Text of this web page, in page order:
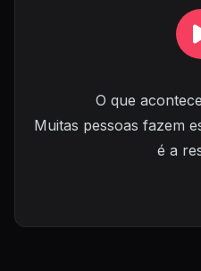
O que
Muitas pessoas fazem
é a